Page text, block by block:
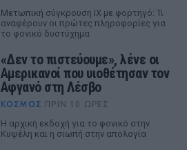
Μετωπική σύγκρουση ΙΧ με φορτηγό: Τι
αναφέρουν οι πρώτες πληροφορίες για
το φονικό δυστύχημα
«Δεν το πιστεύουμε», λένε οι
Αμερικανοί που υιοθέτησαν τον
Αφγανό στη Λέσβο
ΚΌΣΜΟΣ ΠΡΙΝ 10 ΏΡΕΣ
Η αρχική εκδοχή για το φονικό στην
Κυψέλη και η σιωπή στην απολογία